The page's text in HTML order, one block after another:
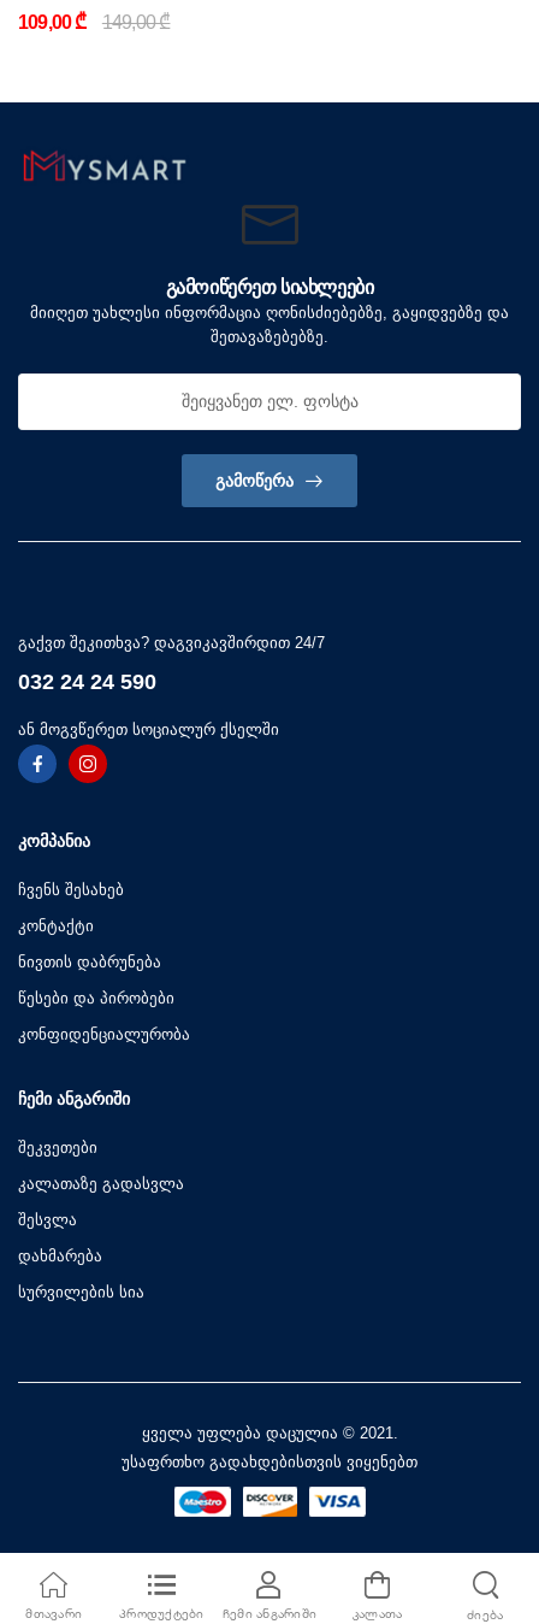
109,00 ₾ 149,00 ₾
ᲒᲐᲛᲝᲘᲬᲔᲠᲔᲗ ᲡᲘᲐᲮᲚᲔᲔᲑᲘ
მიიღეთ უახლესი ინფორმაცია ღონისძიებებზე, გაყიდვებზე და
შეთავაზებებზე.
ᲒᲐᲛᲝᲬᲔᲠᲐ
გაქვთ შეკითხვა? დაგვიკავშირდით 24/7
032 24 24 590
ან მოგვწერეთ სოციალურ ქსელში
ᲙᲝᲛᲞᲐᲜᲘᲐ
ჩვენს შესახებ
კონტაქტი
ნივთის დაბრუნება
წესები და პირობები
კონფიდენციალურობა
ᲩᲔᲛᲘ ᲐᲜᲒᲐᲠᲘᲨᲘ
შეკვეთები
კალათაზე გადასვლა
შესვლა
დახმარება
სურვილების სია
ყველა უფლება დაცულია © 2021.
უსაფრთხო გადახდებისთვის ვიყენებთ
ᲛᲗᲐᲕᲐᲠᲘ ᲞᲠᲝᲓᲣᲥᲢᲔᲑᲘ ᲩᲔᲛᲘ ᲐᲜᲒᲐᲠᲘᲨᲘ ᲙᲐᲚᲐᲗᲐ ᲫᲘᲔᲑᲐ